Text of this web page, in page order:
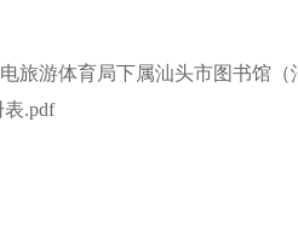
旅游体育局下属汕头市图书馆
.pdf